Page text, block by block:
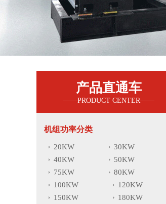
产品直通车
机组功率分类
20KW
30KW
40KW
50KW
75KW
80KW
100KW
120KW
150KW
180KW